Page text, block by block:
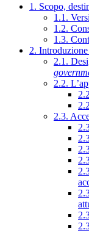
1. Scopo,
1.1.
1.2.
1.3.
2.
2.1.
2.2.
2.3.